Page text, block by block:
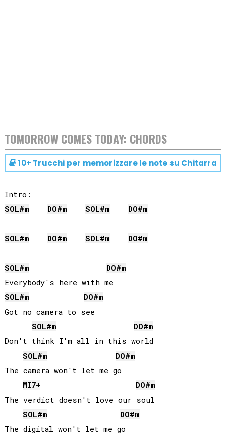
TOMORROW COMES TODAY: CHORDS
10+ Trucchi per memorizzare le note su Chitarra
SOL#m DO#m SOL#m DO#m
SOL#m DO#m SOL#m DO#m
SOL#m DO#m
SOL#m DO#m
Got no camera to see
SOL#m DO#m
Don't think I'm all in this world
SOL#m DO#m
The camera won't let me go
MI7+ DO#m
The verdict doesn't love our soul
SOL#m DO#m